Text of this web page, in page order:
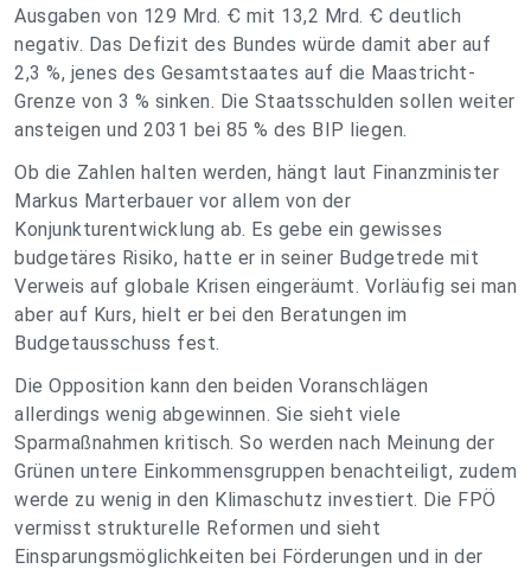
Ausgaben von 129 Mrd. Ꞓ mit 13,2 Mrd. Ꞓ deutlich
negativ. Das Defizit des Bundes würde damit aber auf
2,3 %, jenes des Gesamtstaates auf die Maastricht-
Grenze von 3 % sinken. Die Staatsschulden sollen weiter
ansteigen und 2031 bei 85 % des BIP liegen.
Ob die Zahlen halten werden, hängt laut Finanzminister
Markus Marterbauer vor allem von der
Konjunkturentwicklung ab. Es gebe ein gewisses
budgetäres Risiko, hatte er in seiner Budgetrede mit
Verweis auf globale Krisen eingeräumt. Vorläufig sei man
aber auf Kurs, hielt er bei den Beratungen im
Budgetausschuss fest.
Die Opposition kann den beiden Voranschlägen
allerdings wenig abgewinnen. Sie sieht viele
Sparmaßnahmen kritisch. So werden nach Meinung der
Grünen untere Einkommensgruppen benachteiligt, zudem
werde zu wenig in den Klimaschutz investiert. Die FPÖ
vermisst strukturelle Reformen und sieht
Einsparungsmöglichkeiten bei Förderungen und in der